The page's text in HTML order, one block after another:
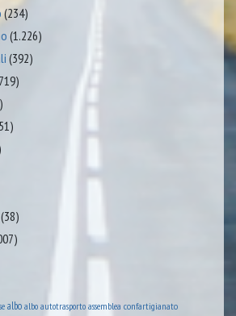
(234)
(1.226)
(392)
(38)
albo albo autotrasporto assemblea confartigianato